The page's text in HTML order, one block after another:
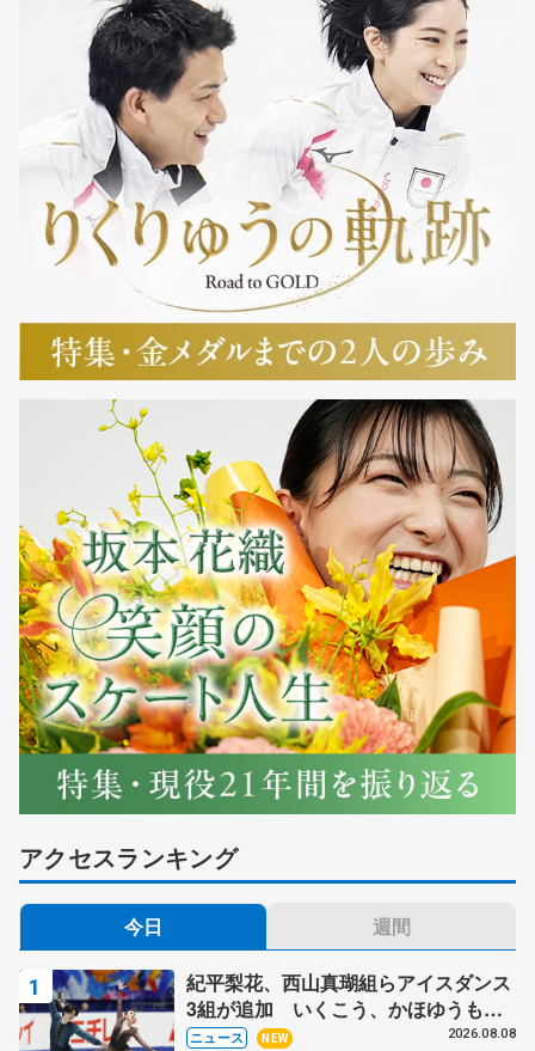
アクセスランキング
今日 週間
紀平梨花、西山真瑚組らアイスダンス
3組が追加 いくこう、かほゆうも、
木下グループ杯
ニュース NEW 2026.08.08